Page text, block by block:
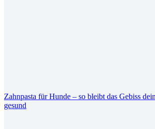
Zahnpasta für Hunde – so bleibt das Gebiss
gesund